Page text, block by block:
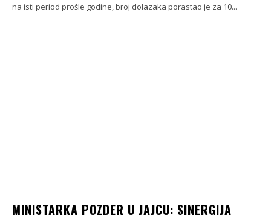
na isti period prošle godine, broj dolazaka porastao je za 10...
MINISTARKA POZDER U JAJCU: SINERGIJA